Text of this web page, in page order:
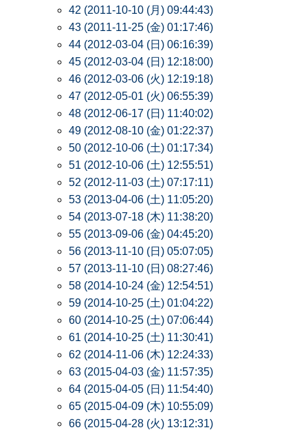
42 (2011-10-10 (月) 09:44:43)
43 (2011-11-25 (金) 01:17:46)
44 (2012-03-04 (日) 06:16:39)
45 (2012-03-04 (日) 12:18:00)
46 (2012-03-06 (火) 12:19:18)
47 (2012-05-01 (火) 06:55:39)
48 (2012-06-17 (日) 11:40:02)
49 (2012-08-10 (金) 01:22:37)
50 (2012-10-06 (土) 01:17:34)
51 (2012-10-06 (土) 12:55:51)
52 (2012-11-03 (土) 07:17:11)
53 (2013-04-06 (土) 11:05:20)
54 (2013-07-18 (木) 11:38:20)
55 (2013-09-06 (金) 04:45:20)
56 (2013-11-10 (日) 05:07:05)
57 (2013-11-10 (日) 08:27:46)
58 (2014-10-24 (金) 12:54:51)
59 (2014-10-25 (土) 01:04:22)
60 (2014-10-25 (土) 07:06:44)
61 (2014-10-25 (土) 11:30:41)
62 (2014-11-06 (木) 12:24:33)
63 (2015-04-03 (金) 11:57:35)
64 (2015-04-05 (日) 11:54:40)
65 (2015-04-09 (木) 10:55:09)
66 (2015-04-28 (火) 13:12:31)